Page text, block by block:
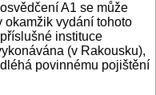
A1 se může
okamžik vydání tohoto
instituce
(v Rakousku),
povinnému pojištění